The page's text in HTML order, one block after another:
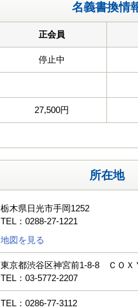
名義書換情
正会員
停止中
27,500円
所在地
栃木県日光市手岡1252
TEL：0288-27-1221
地図を見る
東京都渋谷区神宮前1-8-8 ＣＯＸ
TEL：03-5772-2207
TEL：0286-77-3112